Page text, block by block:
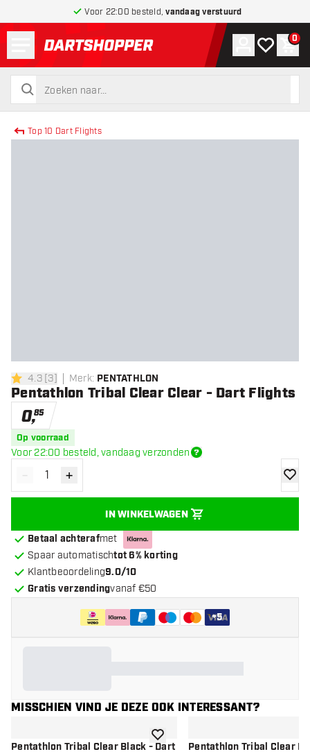
Voor 22:00 besteld,vandaag verstuurd
terug naar home pagina
zoeken
zoeken
Account
Mijn 0
Top 10 Dart Flights
4.3 score sterren
4.3[3] Merk: PENTATHLON
Pentathlon Tribal Clear Clear - Dart Flights
0,85
Op voorraad
Voor 22:00 besteld, vandaag verzonden
Verminder hoeveelheid
- Verhoog hoeveelheid
+
IN WINKELWAGEN
Betaal achterafmet
Spaar automatischtot 6% korting
Klantbeoordeling9.0/10
Gratis verzendingvanaf €50
+5
MISSCHIEN VIND JE DEZE OOK INTERESSANT?
Pentathlon Tribal Clear Black - Darttoevoegen aan verlanglijst
Pentathlon Tribal Clear